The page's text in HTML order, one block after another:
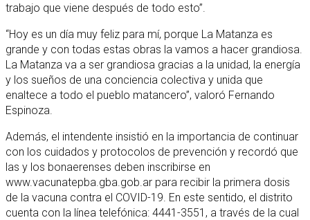
trabajo que viene después de todo esto”.
“Hoy es un día muy feliz para mí, porque La Matanza es
grande y con todas estas obras la vamos a hacer grandiosa.
La Matanza va a ser grandiosa gracias a la unidad, la energía
y los sueños de una conciencia colectiva y unida que
enaltece a todo el pueblo matancero”, valoró Fernando
Espinoza.
Además, el intendente insistió en la importancia de continuar
con los cuidados y protocolos de prevención y recordó que
las y los bonaerenses deben inscribirse en
www.vacunatepba.gba.gob.ar para recibir la primera dosis
de la vacuna contra el COVID-19. En este sentido, el distrito
cuenta con la línea telefónica: 4441-3551, a través de la cual